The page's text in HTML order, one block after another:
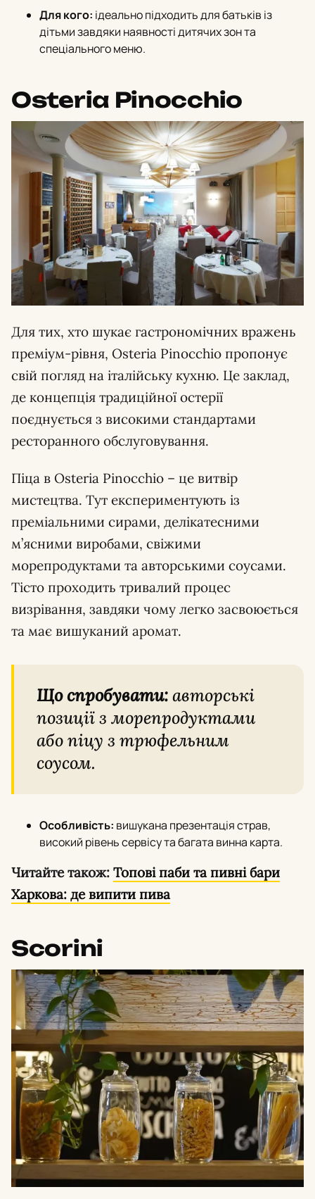
Для кого: ідеально підходить для батьків із
дітьми завдяки наявності дитячих зон та
спеціального меню.
Osteria Pinocchio
Для тих, хто шукає гастрономічних вражень
преміум-рівня, Osteria Pinocchio пропонує
свій погляд на італійську кухню. Це заклад,
де концепція традиційної остерії
поєднується з високими стандартами
ресторанного обслуговування.
Піца в Osteria Pinocchio – це витвір
мистецтва. Тут експериментують із
преміальними сирами, делікатесними
м’ясними виробами, свіжими
морепродуктами та авторськими соусами.
Тісто проходить тривалий процес
визрівання, завдяки чому легко засвоюється
та має вишуканий аромат.
Що спробувати:авторські
позиції з морепродуктами
або піцу з трюфельним
соусом.
Особливість: вишукана презентація страв,
високий рівень сервісу та багата винна карта.
Читайте також: Топові паби та пивні бари
Харкова: де випити пива
Scorini